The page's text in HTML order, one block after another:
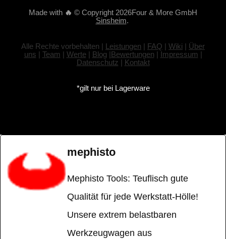
Made with 🔥 © Copyright 2026Four & More GmbH
Sinsheim.
Alle Rechte vorbehalten | Leistungen | FAQ | Wiki | Über
uns | Team | Werte| Blog |Bewertungen | Impressum |
Datenschutz | Kontakt
*gilt nur bei Lagerware
mephisto
Mephisto Tools: Teuflisch gute
Qualität für jede Werkstatt-Hölle!
Unsere extrem belastbaren
Werkzeugwagen aus